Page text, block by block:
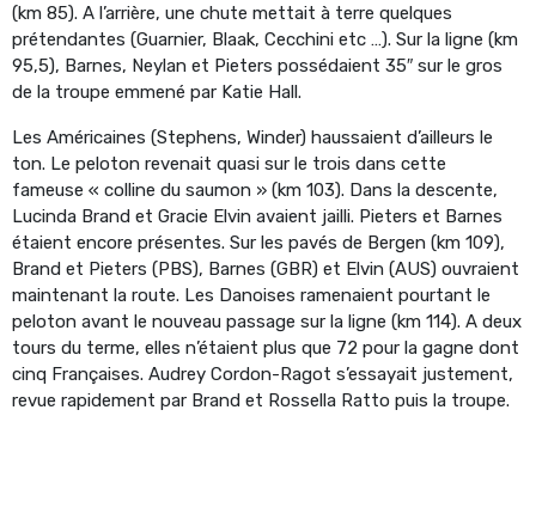
(km 85). A l’arrière, une chute mettait à terre quelques
prétendantes (Guarnier, Blaak, Cecchini etc …). Sur la ligne (km
95,5), Barnes, Neylan et Pieters possédaient 35″ sur le gros
de la troupe emmené par Katie Hall.
Les Américaines (Stephens, Winder) haussaient d’ailleurs le
ton. Le peloton revenait quasi sur le trois dans cette
fameuse « colline du saumon » (km 103). Dans la descente,
Lucinda Brand et Gracie Elvin avaient jailli. Pieters et Barnes
étaient encore présentes. Sur les pavés de Bergen (km 109),
Brand et Pieters (PBS), Barnes (GBR) et Elvin (AUS) ouvraient
maintenant la route. Les Danoises ramenaient pourtant le
peloton avant le nouveau passage sur la ligne (km 114). A deux
tours du terme, elles n’étaient plus que 72 pour la gagne dont
cinq Françaises. Audrey Cordon-Ragot s’essayait justement,
revue rapidement par Brand et Rossella Ratto puis la troupe.